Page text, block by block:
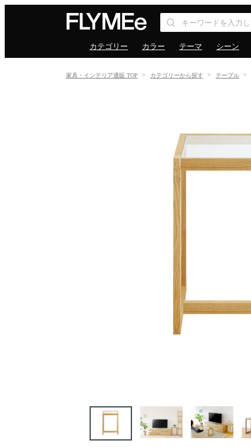
カテゴリー カラー テーマ シーン
家具・インテリア通販 TOP カテゴリーから探す テーブル